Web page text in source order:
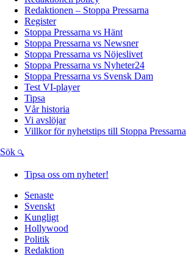
Redaktionen – Stoppa Pressarna
Register
Stoppa Pressarna vs Hänt
Stoppa Pressarna vs Newsner
Stoppa Pressarna vs Nöjeslivet
Stoppa Pressarna vs Nyheter24
Stoppa Pressarna vs Svensk Dam
Test VI-player
Tipsa
Vår historia
Vi avslöjar
Villkor för nyhetstips till Stoppa Pressarna
Sök
Tipsa oss om nyheter!
Senaste
Svenskt
Kungligt
Hollywood
Politik
Redaktion